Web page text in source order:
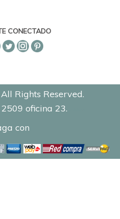
CONECTADO
Rights Reserved.
oficina 23.
con